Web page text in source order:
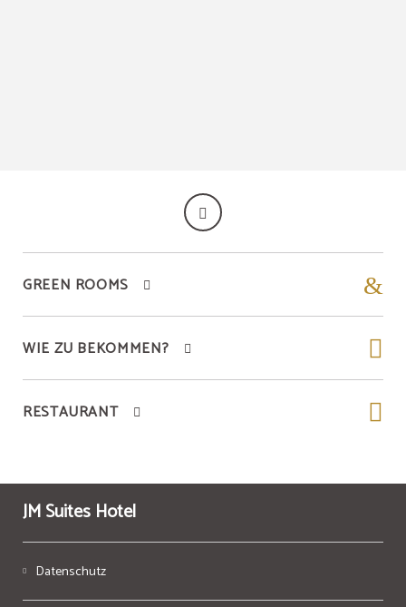
GREEN ROOMS
WIE ZU BEKOMMEN?
RESTAURANT
JM Suites Hotel
Datenschutz